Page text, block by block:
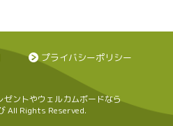
プライバシーポリシー
ントやウェルカムボードなら
All Rights Reserved.